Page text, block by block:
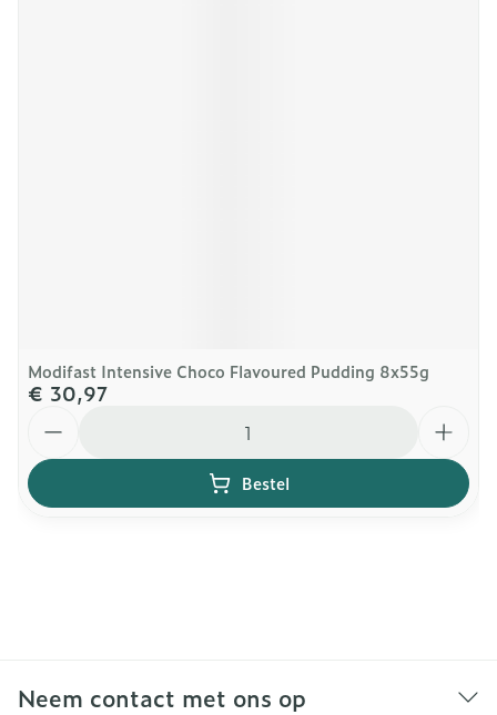
Modifast Intensive Choco Flavoured Pudding 8x55g
€ 30,97
Bestel
Neem contact met ons op